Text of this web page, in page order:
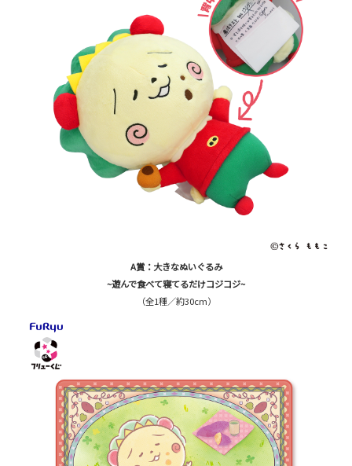
A賞：大きなぬいぐるみ
~遊んで食べて寝てるだけコジコジ~
（全1種／約30cm）